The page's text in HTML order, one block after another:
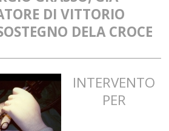
DI VITTORIO
DELA CROCE
INTERVENTO
PER